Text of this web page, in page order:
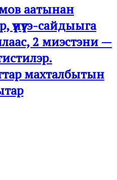
аатынан
сайдыыга
2 миэстэни —
махталбытын